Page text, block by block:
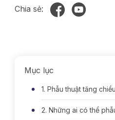
Chia sẻ:
Mục lục
1. Phẫu thuật tăng
2. Những ai có thể